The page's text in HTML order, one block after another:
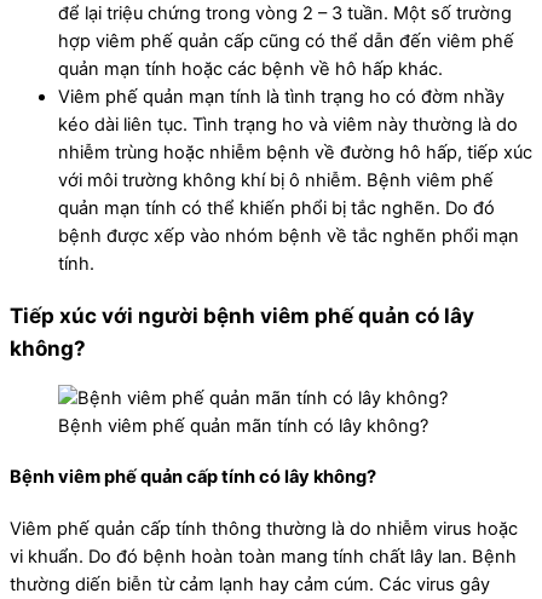
để lại triệu chứng trong vòng 2 – 3 tuần. Một số trường
hợp viêm phế quản cấp cũng có thể dẫn đến viêm phế
quản mạn tính hoặc các bệnh về hô hấp khác.
Viêm phế quản mạn tính là tình trạng ho có đờm nhầy
kéo dài liên tục. Tình trạng ho và viêm này thường là do
nhiễm trùng hoặc nhiễm bệnh về đường hô hấp, tiếp xúc
với môi trường không khí bị ô nhiễm. Bệnh viêm phế
quản mạn tính có thể khiến phổi bị tắc nghẽn. Do đó
bệnh được xếp vào nhóm bệnh về tắc nghẽn phổi mạn
tính.
Tiếp xúc với người bệnh viêm phế quản có lây
không?
Bệnh viêm phế quản mãn tính có lây không?
Bệnh viêm phế quản cấp tính có lây không?
Viêm phế quản cấp tính thông thường là do nhiễm virus hoặc
vi khuẩn. Do đó bệnh hoàn toàn mang tính chất lây lan. Bệnh
thường diến biễn từ cảm lạnh hay cảm cúm. Các virus gây